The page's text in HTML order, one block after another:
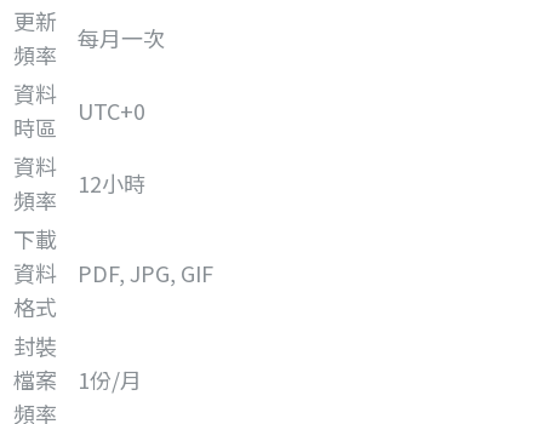
更新
頻率
每月一次
資料
時區
UTC+0
資料
頻率
12小時
下載
資料
格式
PDF, JPG, GIF
封裝
檔案
頻率
1份/月